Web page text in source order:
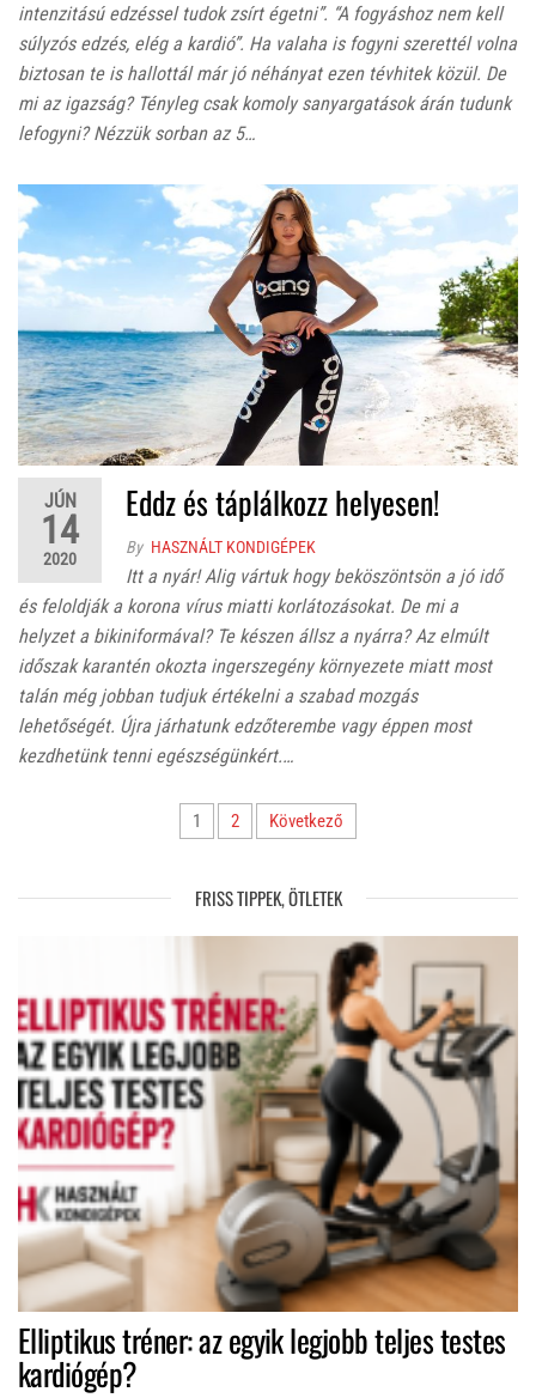
intenzitású edzéssel tudok zsírt égetni”. “A fogyáshoz nem kell
súlyzós edzés, elég a kardió”. Ha valaha is fogyni szerettél volna
biztosan te is hallottál már jó néhányat ezen tévhitek közül. De
mi az igazság? Tényleg csak komoly sanyargatások árán tudunk
lefogyni? Nézzük sorban az 5…
JÚN
14
2020
Eddz és táplálkozz helyesen!
By HASZNÁLT KONDIGÉPEK
Itt a nyár! Alig vártuk hogy beköszöntsön a jó idő
és feloldják a korona vírus miatti korlátozásokat. De mi a
helyzet a bikiniformával? Te készen állsz a nyárra? Az elmúlt
időszak karantén okozta ingerszegény környezete miatt most
talán még jobban tudjuk értékelni a szabad mozgás
lehetőségét. Újra járhatunk edzőterembe vagy éppen most
kezdhetünk tenni egészségünkért.…
1 2 Következő
FRISS TIPPEK, ÖTLETEK
Elliptikus tréner: az egyik legjobb teljes testes
kardiógép?